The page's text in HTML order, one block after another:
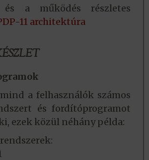
a működés részletes
11 architektúra
a felhasználók számos
és fordítóprogramot
ezek közül néhány példa: